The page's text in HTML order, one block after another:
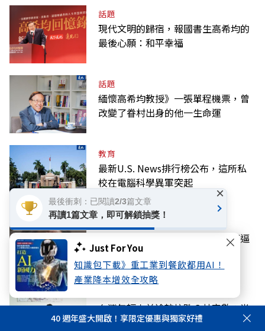
Just For You
知識包下載》重工業到餐飲都用AI！
產業降本增效全攻略
話題
現代文明的歸宿，報國書生高希均的
最後心願：和平幸福
話題
緬懷高希均教授》一張單程機票，曾
改變了眷村出身的他一生命運
教育
最新U.S. News排行榜公布，這所私
校在電腦科學異軍突起
小品電影《給阿嬤的情書》，如何逼
哭全中國觀眾，想打電話給阿嬤？
台灣年輕人前途較抗跌？林宜敬：半
導體剛好躲過AI取代
40 週年盛大開啟！享限定優惠與獨家好禮
最後衝刺：已閱讀2/3篇文章
再讀1篇文章，即可解鎖抽獎！
×